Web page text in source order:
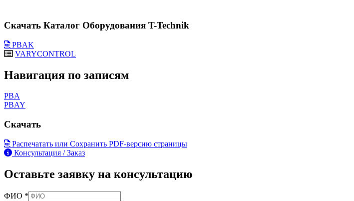
Скачать Каталог Оборудования T-Technik
PBAK
VARYCONTROL
Навигация по записям
PBA
PBAY
Скачать
Распечатать или Сохранить PDF-версию страницы
Консультация / Заказ
Оставьте заявку на консультацию
ФИО *